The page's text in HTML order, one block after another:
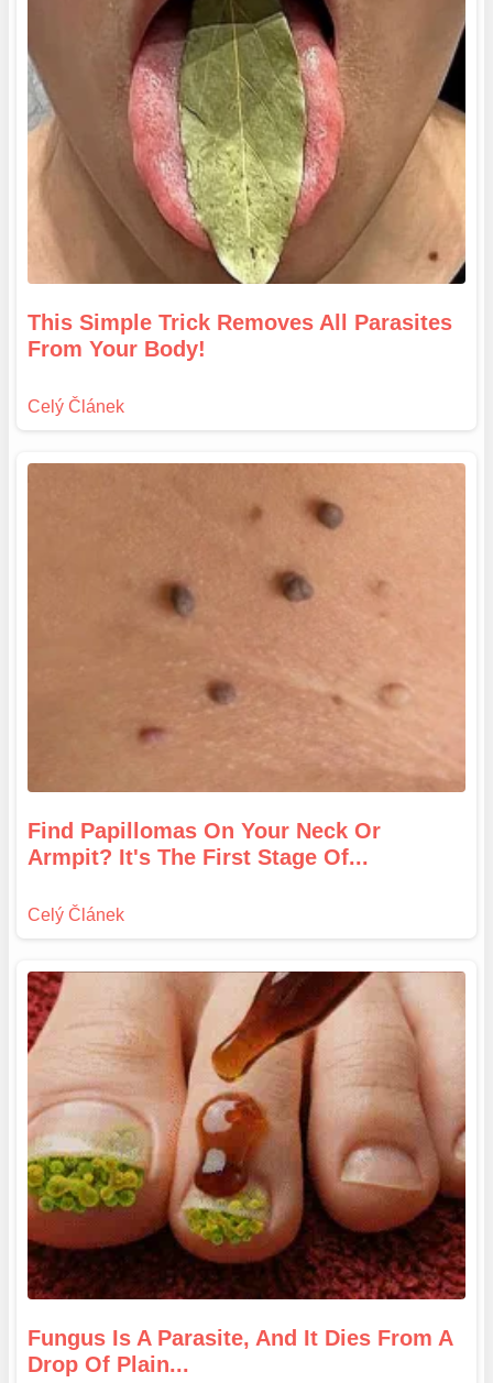
This Simple Trick Removes All Parasites
From Your Body!
Find Papillomas On Your Neck Or
Armpit? It's The First Stage Of...
Fungus Is A Parasite, And It Dies From A
Drop Of Plain...